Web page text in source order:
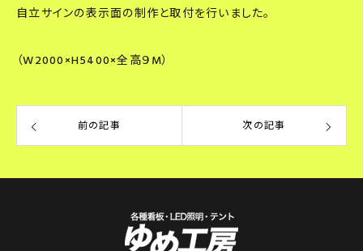
自立サインの表示面の制作と取付を行いました。
（W2000×H5400×全高９M）
前の記事 次の記事